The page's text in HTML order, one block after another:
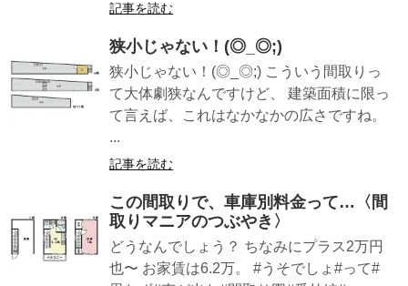
記事を読む
狭小じゃない！(◎_◎;)
狭小じゃない！(◎_◎;) こういう間取りっ
て大体劇狭なんですけど、 建築面積に限っ
て言えば、これはなかなかの広さですね。
...
記事を読む
この間取りで、車庫別料金って…〈間
取りマニアのつぶやき〉
どうなんでしょう？ ちなみにプラス2万円
也〜 お家賃は6.2万。 #うそでしょ#って#